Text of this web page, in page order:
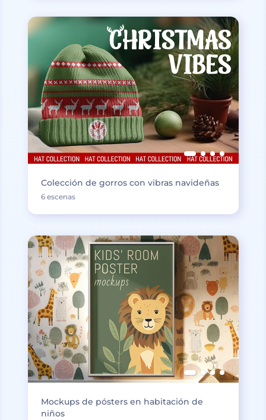
Colección de gorros con vibras navideñas
6 escenas
Mockups de pósters en habitación de
niños